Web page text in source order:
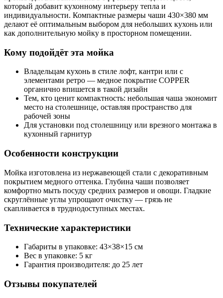
который добавит кухонному интерьеру тепла и
индивидуальности. Компактные размеры чаши 430×380 мм
делают её оптимальным выбором для небольших кухонь или
как дополнительную мойку в просторном помещении.
Кому подойдёт эта мойка
Владельцам кухонь в стиле лофт, кантри или с
элементами ретро — медное покрытие COPPER
органично впишется в такой дизайн
Тем, кто ценит компактность: небольшая чаша экономит
место на столешнице, оставляя пространство для
рабочей зоны
Для установки под столешницу или врезного монтажа в
кухонный гарнитур
Особенности конструкции
Мойка изготовлена из нержавеющей стали с декоративным
покрытием медного оттенка. Глубина чаши позволяет
комфортно мыть посуду средних размеров и овощи. Гладкие
скруглённые углы упрощают очистку — грязь не
скапливается в труднодоступных местах.
Технические характеристики
Габариты в упаковке: 43×38×15 см
Вес в упаковке: 5 кг
Гарантия производителя: до 25 лет
Отзывы покупателей